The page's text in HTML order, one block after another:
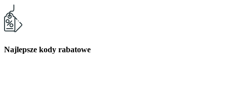
Najlepsze kody rabatowe